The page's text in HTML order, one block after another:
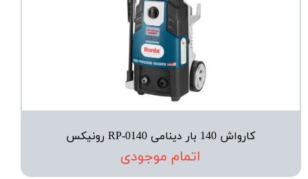
کارواش 140 بار دینامی RP-0140 رونیکس
اتمام موجودی